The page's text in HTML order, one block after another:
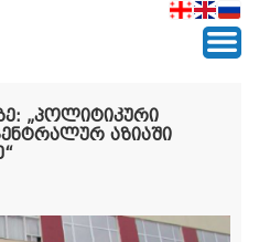
„პოლიტიკური
აზიაში